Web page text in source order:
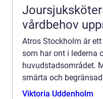
Joursjuksköterska en
vårdbehov
Atros Stockholm är
som har ont i lederna
huvudstadsområdet.
smärta och
fingrar eller fötter,
Viktoria Uddenholm